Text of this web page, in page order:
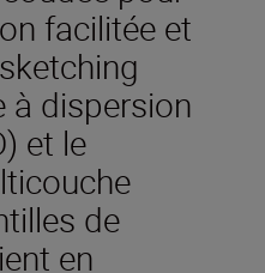
facilitée et
à dispersion
et le
de
en